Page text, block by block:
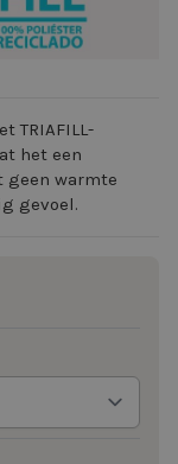
TRIAFILL-
het een
geen warmte
gevoel.